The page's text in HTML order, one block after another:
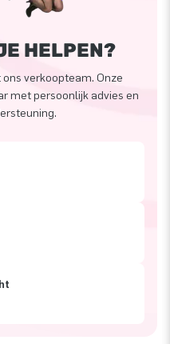
HELPEN?
verkoopteam. Onze
met persoonlijk advies en